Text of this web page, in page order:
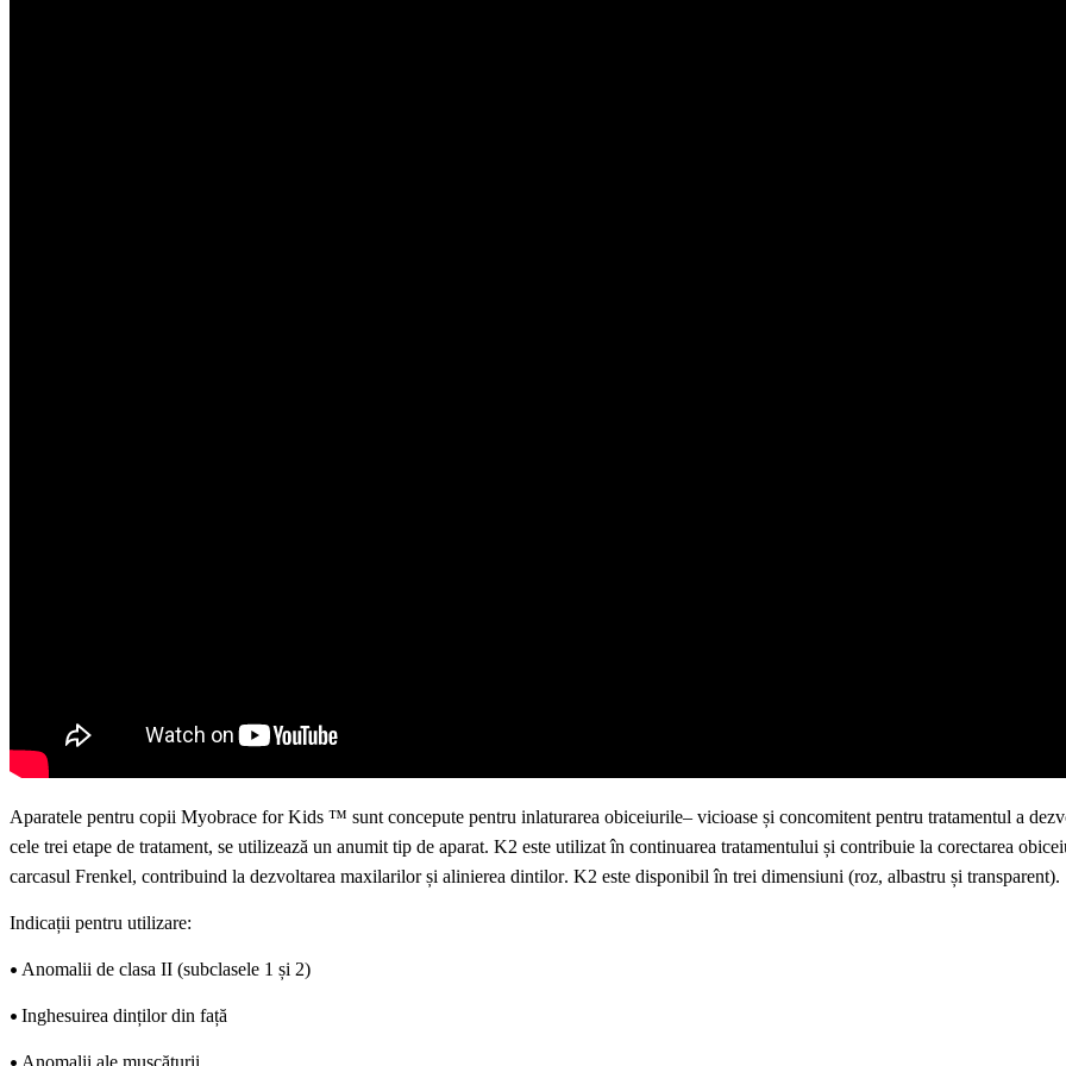
Aparatele pentru copii Myobrace for Kids ™ sunt concepute pentru inlaturarea obiceiurile– vicioase și concomitent pentru tratamentul a
cele trei etape de tratament, se utilizează un anumit tip de aparat. K2 este utilizat în continuarea tratamentului și contribuie la corectarea
carcasul Frenkel, contribuind la dezvoltarea maxilarilorși alinierea dintilor. K2 este disponibil în trei dimensiuni (roz, albastru și transparent).
Indicații pentru utilizare:
• Anomalii de clasa II (subclasele 1 și 2)
• Inghesuirea dinților din față
• Anomalii ale mușcăturii